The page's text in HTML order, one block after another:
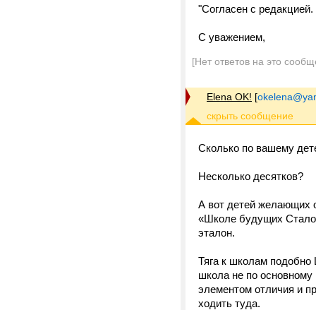
"Согласен с
C уважением,
[Нет ответов на это
Elena OK! [
Сколько по вашему
Несколько десятков?
А вот детей желающих
«Школе будущих
эталон.
Тяга к школам подобно
школа не по
элементом отличия и
ходить туда.